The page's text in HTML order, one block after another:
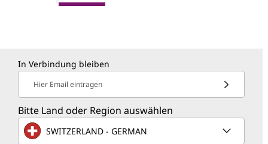
In Verbindung bleiben
Hier Email eintragen
Bitte Land oder Region auswählen
SWITZERLAND - GERMAN